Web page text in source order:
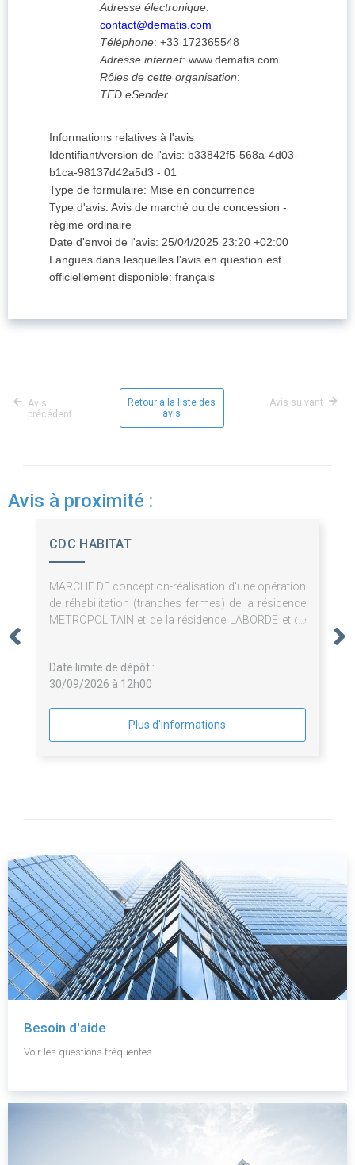
Adresse électronique:
contact@dematis.com
Téléphone: +33 172365548
Adresse internet: www.dematis.com
Rôles de cette organisation:
TED eSender
Informations relatives à l'avis
Identifiant/version de l'avis: b33842f5-568a-4d03-
b1ca-98137d42a5d3 - 01
Type de formulaire: Mise en concurrence
Type d'avis: Avis de marché ou de concession -
régime ordinaire
Date d'envoi de l'avis: 25/04/2025 23:20 +02:00
Langues dans lesquelles l'avis en question est
officiellement disponible: français
Avis
précédent
Retour à la liste des
avis
Avis suivant
Avis à proximité :
CDC HABITAT
MARCHE DE conception-réalisation d'une opération
de réhabilitation (tranches fermes) de la résidence
METROPOLITAIN et de la résidence LABORDE et de
Date limite de dépôt :
30/09/2026 à 12h00
Plus d'informations
Besoin d'aide
Voir les questions fréquentes.